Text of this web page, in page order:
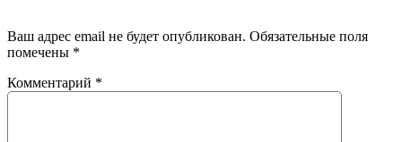
Ваш адрес email не будет опубликован. Обязательные поля
помечены *
Комментарий *